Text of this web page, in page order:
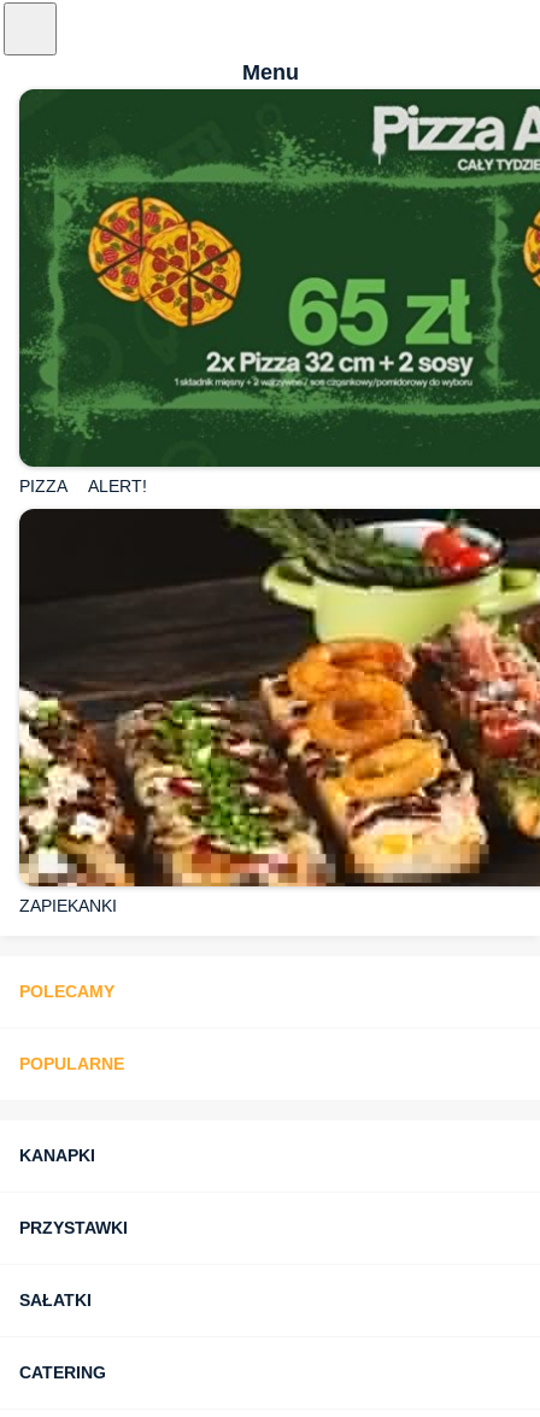
Menu
PIZZA ALERT!
ZAPIEKANKI
POLECAMY
POPULARNE
KANAPKI
PRZYSTAWKI
SAŁATKI
CATERING